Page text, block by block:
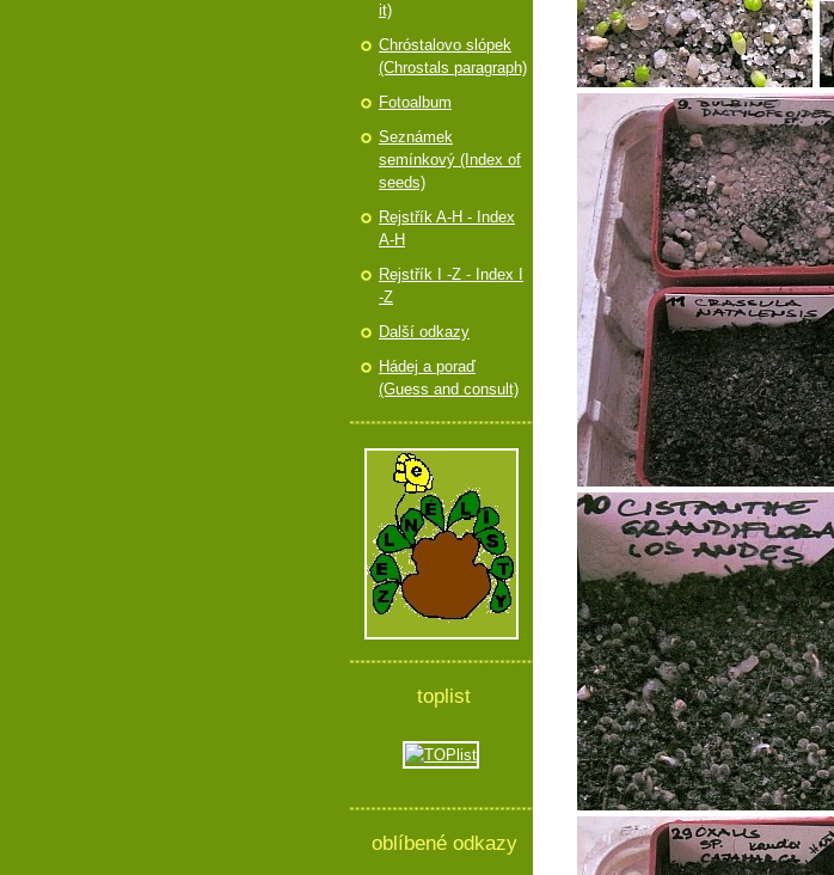
it)
Chróstalovo slópek
(Chrostals paragraph)
Fotoalbum
Seznámek
semínkový (Index of
seeds)
Rejstřík A-H - Index
A-H
Rejstřík I -Z - Index I
-Z
Další odkazy
Hádej a poraď
(Guess and consult)
toplist
oblíbené odkazy